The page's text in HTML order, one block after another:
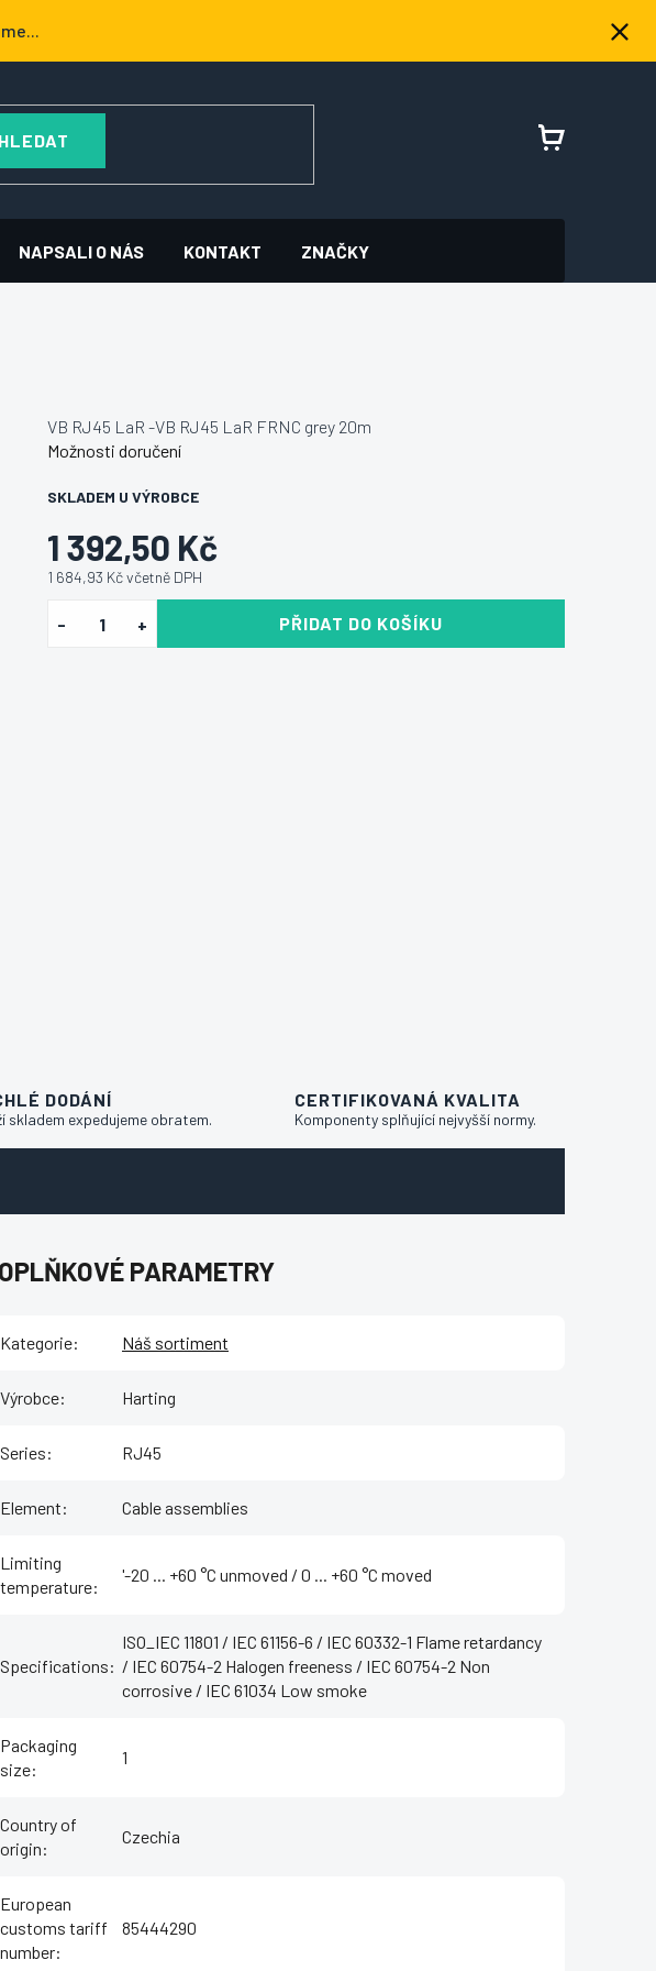
HLEDAT
NÁKUPNÍ
NAPSALI O NÁS KONTAKT ZNAČKY
1 392,50 Kč
1 684,93 Kč včetně DPH
SKLADEM U VÝROBCE
Možnosti doručení
PŘIDAT DO KOŠÍKU
VB RJ45 LaR -VB RJ45 LaR FRNC grey 20m
DODÁNÍ
skladem expedujeme obratem.
CERTIFIKOVANÁ KVALITA
Komponenty splňující nejvyšší normy.
PARAMETRY
Kategorie: Náš sortiment
Výrobce: Harting
Series: RJ45
Element: Cable assemblies
Limiting
temperature:
'-20 ... +60 °C unmoved / ‌0 ... +60 °C moved
Specifications:
ISO_IEC 11801 / IEC 61156-6 / IEC 60332-1 Flame retardancy
/ IEC 60754-2 Halogen freeness / IEC 60754-2 Non
corrosive / IEC 61034 Low smoke
Packaging
size:
1
Country of
origin:
Czechia
European
customs tariff
number:
85444290